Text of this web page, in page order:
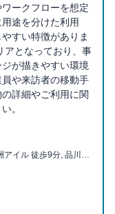
ークフローを想定
途を分けた利用
すい特徴がありま
アとなっており、事
が描きやすい環境
や来訪者の移動手
詳細やご利用に関
。
アイル 徒歩9分, 品川シ